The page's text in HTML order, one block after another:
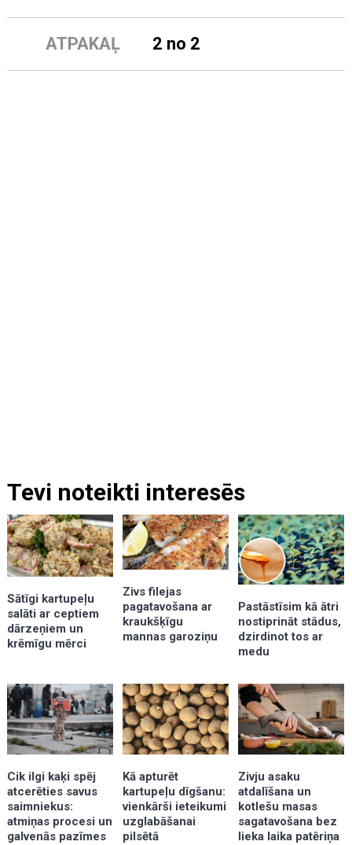
ATPAKAĻ 2 no 2
Tevi noteikti interesēs
Sātīgi kartupeļu
salāti ar ceptiem
dārzeņiem un
krēmīgu mērci
Zivs filejas
pagatavošana ar
kraukšķīgu
mannas garoziņu
Pastāstīsim kā ātri
nostiprināt stādus,
dzirdinot tos ar
medu
Cik ilgi kaķi spēj
atcerēties savus
saimniekus:
atmiņas procesi un
galvenās pazīmes
Kā apturēt
kartupeļu dīgšanu:
vienkārši ieteikumi
uzglabāšanai
pilsētā
Zivju asaku
atdalīšana un
kotlešu masas
sagatavošana bez
lieka laika patēriņa